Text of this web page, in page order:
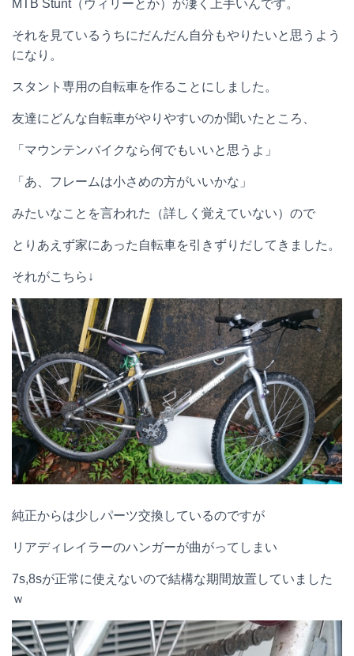
MTB Stunt（ウィリーとか）が凄く上手いんです。
それを見ているうちにだんだん自分もやりたいと思うよう
になり。
スタント専用の自転車を作ることにしました。
友達にどんな自転車がやりやすいのか聞いたところ、
「マウンテンバイクなら何でもいいと思うよ」
「あ、フレームは小さめの方がいいかな」
みたいなことを言われた（詳しく覚えていない）ので
とりあえず家にあった自転車を引きずりだしてきました。
それがこちら↓
純正からは少しパーツ交換しているのですが
リアディレイラーのハンガーが曲がってしまい
7s,8sが正常に使えないので結構な期間放置していました
ｗ